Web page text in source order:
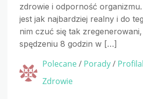
zdrowie i odporność
jest jak najbardziej realny i do
nim czuć się tak
spędzeniu 8 godzin w […]
Polecane/ Porady/
Zdrowie